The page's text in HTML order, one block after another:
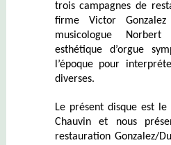
trois campagnes de
firme Victor
musicologue
esthétique d’orgue
l’époque pour
diverses.
Le présent disque est le
Chauvin et nous
restauration Gonzalez/